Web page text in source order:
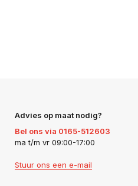
Advies op maat nodig?
Bel ons via 0165-512603
ma t/m vr 09:00-17:00
Stuur ons een e-mail